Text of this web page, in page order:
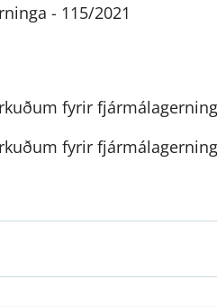
- 115/2021
fyrir
fyrir